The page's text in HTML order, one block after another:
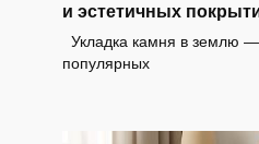
и эстетичных
Укладка камня в землю
популярных